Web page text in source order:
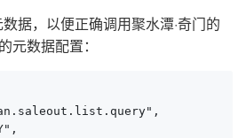
据，以便正确调用聚水潭·奇门的
元数据配置：